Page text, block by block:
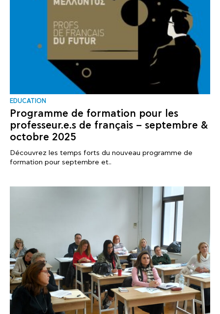
EDUCATION
Programme de formation pour les
professeur.e.s de français – septembre &
octobre 2025
Découvrez les temps forts du nouveau programme de
formation pour septembre et..